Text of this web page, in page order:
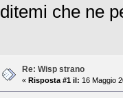
ditemi che ne
Re: Wisp strano
« Risposta #1 il: 16 Maggio